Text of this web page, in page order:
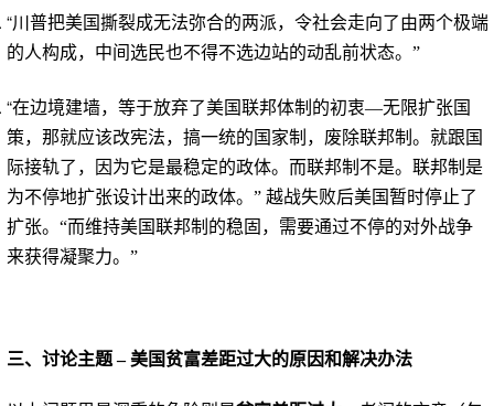
“川普把美国撕裂成无法弥合的两派，令社会走向了由两个极端
的人构成，中间选民也不得不选边站的动乱前状态。”
“在边境建墙，等于放弃了美国联邦体制的初衷—无限扩张国
策，那就应该改宪法，搞一统的国家制，废除联邦制。就跟国
际接轨了，因为它是最稳定的政体。而联邦制不是。联邦制是
为不停地扩张设计出来的政体。” 越战失败后美国暂时停止了
扩张。“而维持美国联邦制的稳固，需要通过不停的对外战争
来获得凝聚力。”
三、讨论主题 – 美国贫富差距过大的原因和解决办法